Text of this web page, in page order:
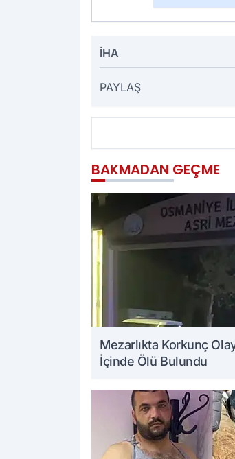
İHA
PAYLAŞ
BAKMADAN GEÇME
Mezarlıkta Korkunç
İçinde Ölü Bulundu